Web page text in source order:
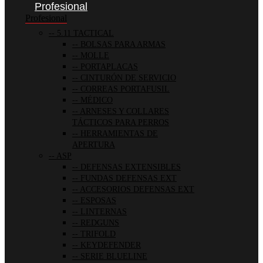
Profesional
Profesional
5.11 TACTICAL
BOLSAS PARA ARMAS
MOLLE
PORTAPLACAS
CINTURÓN DE SERVICIO
CORREAS PORTAFUSIL
MÉDICO
ARNESES Y COLLARES
TÁCTICOS PARA PERROS
HERRAMIENTAS DE
APERTURA
ASP
DEFENSAS EXTENSIBLES
FUNDAS DEFENSAS EXT
ACCESORIOS DEFENSAS EXT
ESPOSAS
LINTERNAS
REDGUNS
TRIFOLD
KEYDEFENDER
SERIE BLUELINE